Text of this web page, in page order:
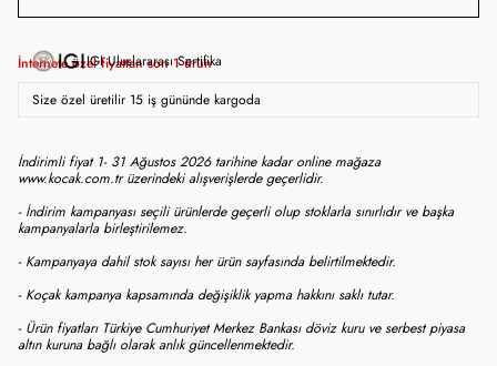
İnternete özel fiyattan son1ürün
IGI Uluslararası Sertifika
Size özel üretilir 15 iş gününde kargoda
İndirimli fiyat 1- 31 Ağustos 2026 tarihine kadar online mağaza
www.kocak.com.tr üzerindeki alışverişlerde geçerlidir.
- İndirim kampanyası seçili ürünlerde geçerli olup stoklarla sınırlıdır ve başka
kampanyalarla birleştirilemez.
- Kampanyaya dahil stok sayısı her ürün sayfasında belirtilmektedir.
- Koçak kampanya kapsamında değişiklik yapma hakkını saklı tutar.
- Ürün fiyatları Türkiye Cumhuriyet Merkez Bankası döviz kuru ve serbest piyasa
altın kuruna bağlı olarak anlık güncellenmektedir.